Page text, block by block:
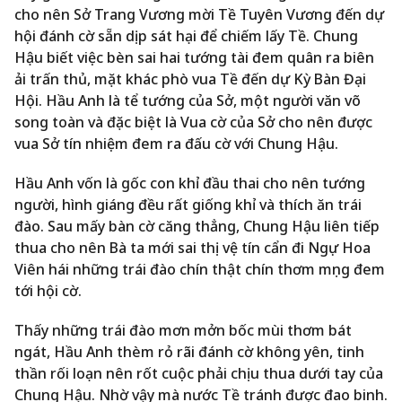
cho nên Sở Trang Vương mời Tề Tuyên Vương đến dự
hội đánh cờ sẵn dịp sát hại để chiếm lấy Tề. Chung
Hậu biết việc bèn sai hai tướng tài đem quân ra biên
ải trấn thủ, mặt khác phò vua Tề đến dự Kỳ Bàn Đại
Hội. Hầu Anh là tể tướng của Sở, một người văn võ
song toàn và đặc biệt là Vua cờ của Sở cho nên được
vua Sở tín nhiệm đem ra đấu cờ với Chung Hậu.
Hầu Anh vốn là gốc con khỉ đầu thai cho nên tướng
người, hình giáng đều rất giống khỉ và thích ăn trái
đào. Sau mấy bàn cờ căng thẳng, Chung Hậu liên tiếp
thua cho nên Bà ta mới sai thị vệ tín cẩn đi Ngự Hoa
Viên hái những trái đào chín thật chín thơm mọng đem
tới hội cờ.
Thấy những trái đào mơn mởn bốc mùi thơm bát
ngát, Hầu Anh thèm rỏ rãi đánh cờ không yên, tinh
thần rối loạn nên rốt cuộc phải chịu thua dưới tay của
Chung Hậu. Nhờ vậy mà nước Tề tránh được đao binh.